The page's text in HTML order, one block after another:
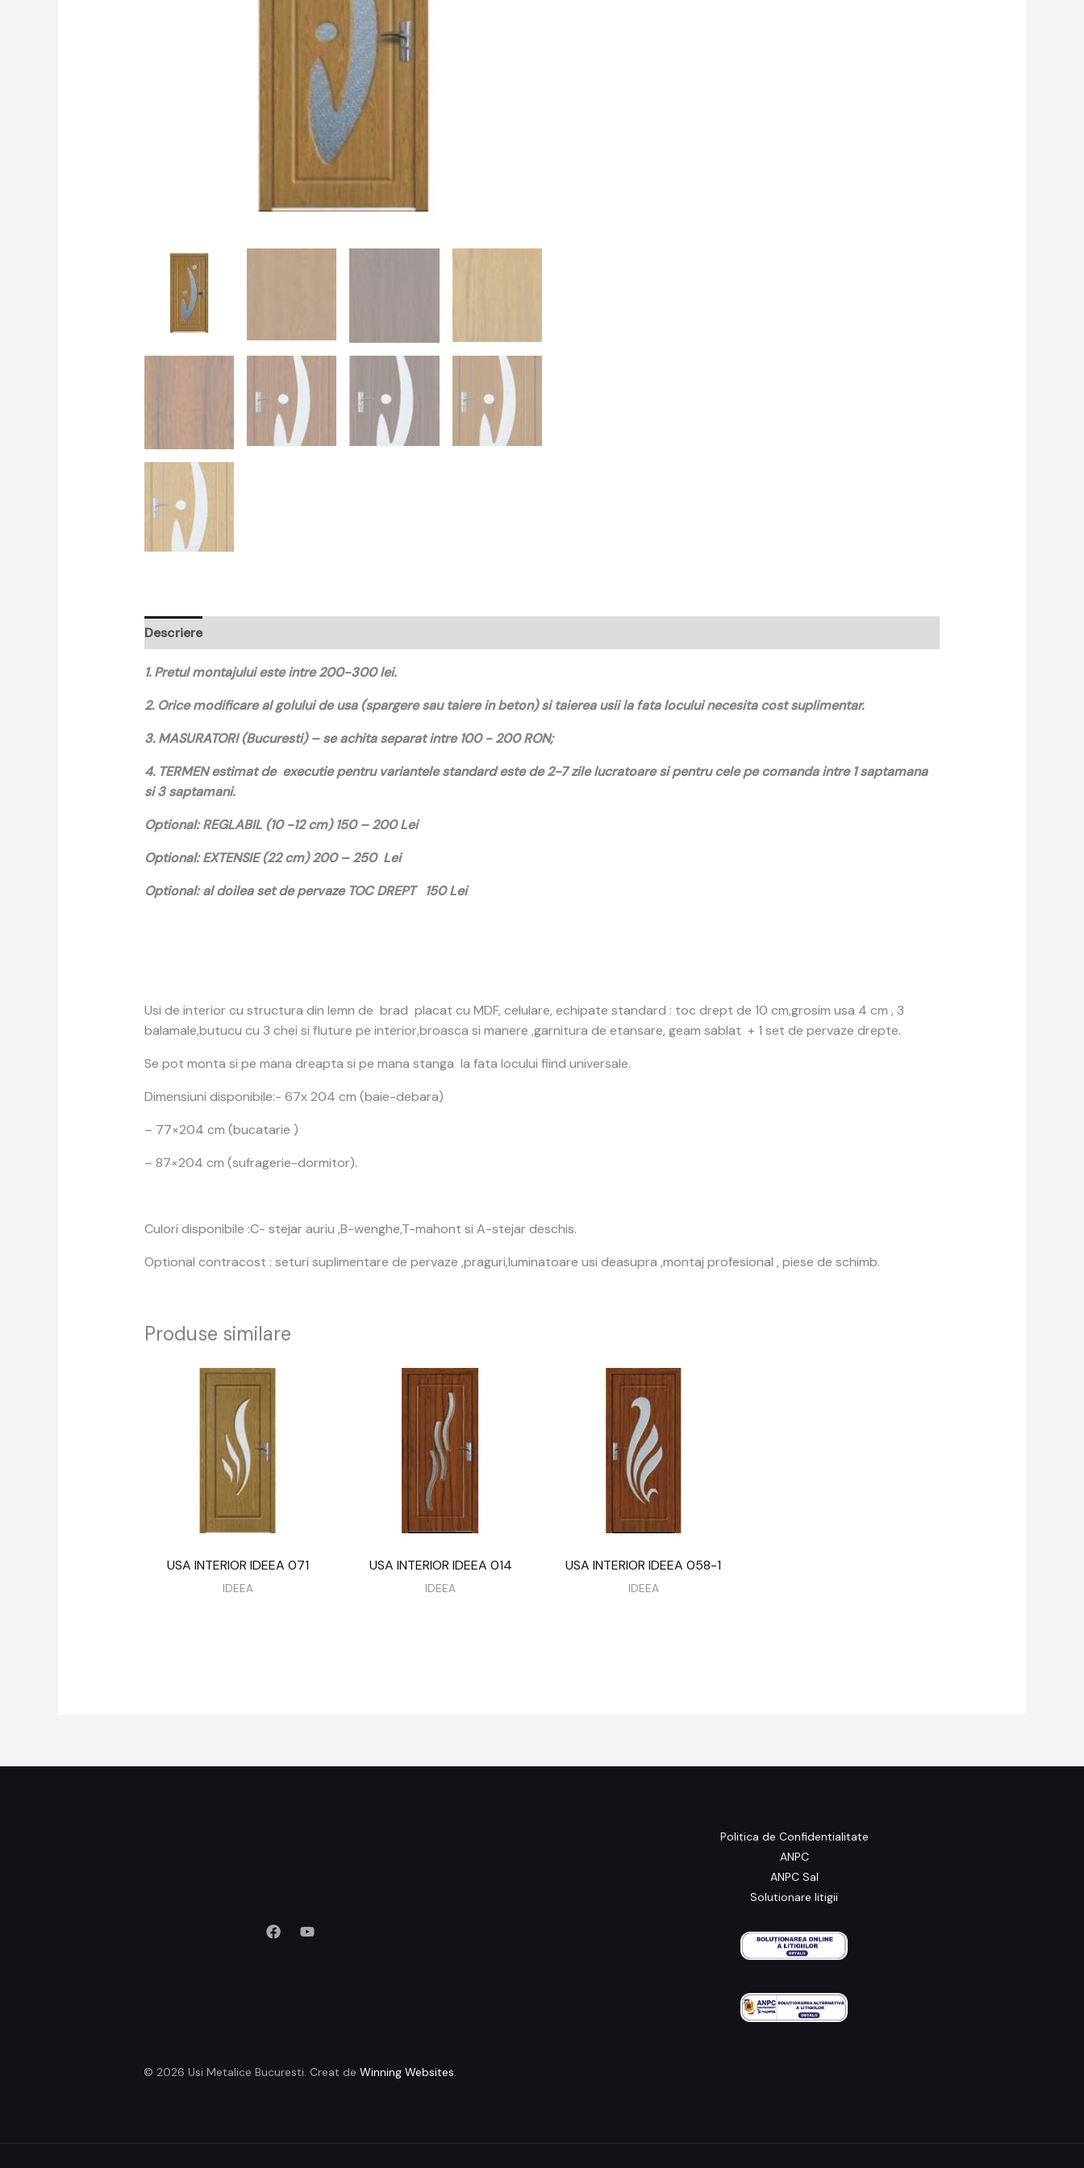
Descriere
1. Pretul montajului este intre 200-300 lei.
2. Orice modificare al golului de usa (spargere sau taiere in beton) si taierea usii la fata locului necesita cost suplimentar.
3. MASURATORI (Bucuresti) – se achita separat intre 100 - 200 RON;
4. TERMEN estimat de executie pentru variantele standard este de 2-7 zile lucratoare si pentru cele pe comanda intre 1 saptamana
si 3 saptamani.
Optional: REGLABIL (10 -12 cm) 150 – 200 Lei
Optional: EXTENSIE (22 cm) 200 – 250 Lei
Optional: al doilea set de pervaze TOC DREPT 150 Lei
Usi de interior cu structura din lemn de brad placat cu MDF, celulare, echipate standard : toc drept de 10 cm,grosim usa 4 cm , 3
balamale,butucu cu 3 chei si fluture pe interior,broasca si manere ,garnitura de etansare, geam sablat + 1 set de pervaze drepte.
Se pot monta si pe mana dreapta si pe mana stanga la fata locului fiind universale.
Dimensiuni disponibile:- 67x 204 cm (baie-debara)
– 77×204 cm (bucatarie )
– 87×204 cm (sufragerie-dormitor).
Culori disponibile :C- stejar auriu ,B-wenghe,T-mahont si A-stejar deschis.
Optional contracost : seturi suplimentare de pervaze ,praguri,luminatoare usi deasupra ,montaj profesional , piese de schimb.
Produse similare
USA INTERIOR IDEEA 071
IDEEA
USA INTERIOR IDEEA 014
IDEEA
USA INTERIOR IDEEA 058-1
IDEEA
Politica de Confidentialitate
ANPC
ANPC Sal
Solutionare litigii
© 2026 Usi Metalice Bucuresti. Creat de Winning Websites.